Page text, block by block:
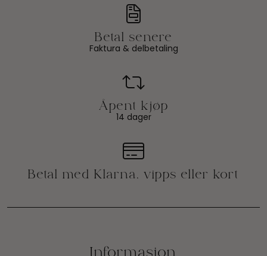
Faktura & delbetaling
14 dager